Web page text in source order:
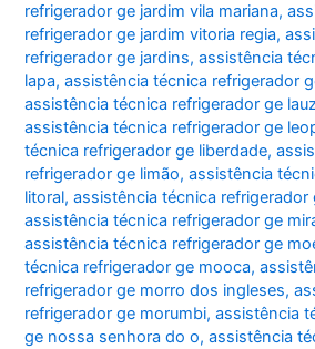
refrigerador ge jardim vila mariana,
refrigerador ge jardim vitoria regia,
refrigerador ge jardins,assistência
lapa,assistência técnica refrigerador
assistência técnica refrigerador ge
assistência técnica refrigerador ge
técnica refrigerador ge liberdade,
refrigerador ge limão,assistência
litoral,assistência técnica refrigerador
assistência técnica refrigerador ge
assistência técnica refrigerador ge
técnica refrigerador ge mooca,
refrigerador ge morro dos ingleses,
refrigerador ge morumbi,assistência
ge nossa senhora do o,assistência